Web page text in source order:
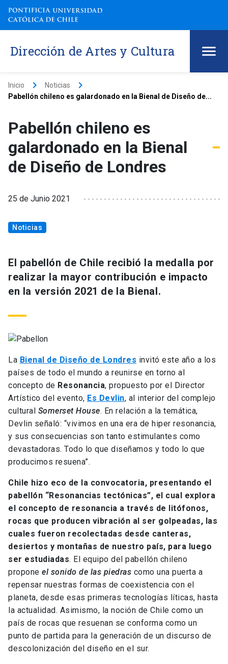
Dirección de Artes y Cultura
Inicio keyboard_arrow_right Noticias keyboard_arrow_right
Pabellón chileno es galardonado en la Bienal de Diseño de...
Pabellón chileno es
galardonado en la Bienal
de Diseño de Londres
25 de Junio 2021
Noticias
El pabellón de Chile recibió la medalla por
realizar la mayor contribución e impacto
en la versión 2021 de la Bienal.
La Bienal de Diseño de Londres invitó este año a los
países de todo el mundo a reunirse en torno al
concepto de Resonancia, propuesto por el Director
Artístico del evento, Es Devlin, al interior del complejo
cultural Somerset House. En relación a la temática,
Devlin señaló: “vivimos en una era de hiper resonancia,
y sus consecuencias son tanto estimulantes como
devastadoras. Todo lo que diseñamos y todo lo que
producimos resuena”.
Chile hizo eco de la convocatoria, presentando el
pabellón “Resonancias tectónicas”, el cual explora
el concepto de resonancia a través de litófonos,
rocas que producen vibración al ser golpeadas, las
cuales fueron recolectadas desde canteras,
desiertos y montañas de nuestro país, para luego
ser estudiadas. El equipo del pabellón chileno
propone el sonido de las piedras como una puerta a
repensar nuestras formas de coexistencia con el
planeta, desde esas primeras tecnologías líticas, hasta
la actualidad. Asimismo, la noción de Chile como un
país de rocas que resuenan se conforma como un
punto de partida para la generación de un discurso de
descolonización del diseño en el sur.